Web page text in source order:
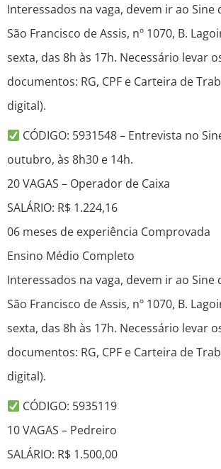
Interessados na vaga, devem ir ao Sine
São Francisco de Assis, nº 1070, B.
sexta, das 8h às 17h. Necessário levar
documentos: RG, CPF e Carteira de
digital).
CÓDIGO: 5931548 – Entrevista no
outubro, às 8h30 e 14h.
20 VAGAS – Operador de Caixa
SALÁRIO: R$ 1.224,16
06 meses de experiência Comprovada
Ensino Médio Completo
Interessados na vaga, devem ir ao Sine
São Francisco de Assis, nº 1070, B.
sexta, das 8h às 17h. Necessário levar
documentos: RG, CPF e Carteira de
digital).
CÓDIGO: 5935119
10 VAGAS – Pedreiro
SALÁRIO: R$ 1.500,00